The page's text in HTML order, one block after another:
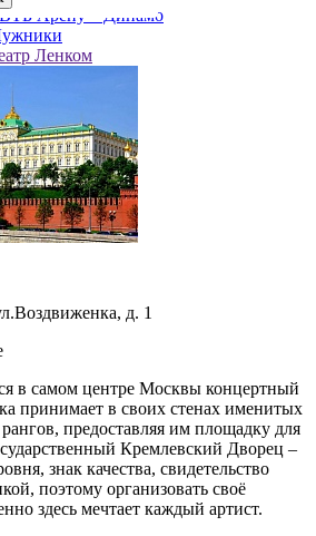
Арену – Динамо
Ленком
д. 1
в самом центре Москвы концертный
принимает в своих стенах именитых
предоставляя им площадку для
Кремлевский Дворец –
знак качества, свидетельство
поэтому организовать своё
здесь мечтает каждый артист.